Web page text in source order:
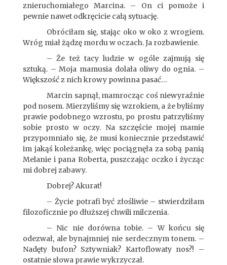
znieruchomiałego Marcina. – On ci pomoże i
pewnie nawet odkręcicie całą sytuację.
Obróciłam się, stając oko w oko z wrogiem.
Wróg miał żądzę mordu w oczach. Ja rozbawienie.
– Że też tacy ludzie w ogóle zajmują się
sztuką. – Moja mamusia dolała oliwy do ognia. –
Większość z nich krowy powinna pasać…
Marcin sapnął, mamrocząc coś niewyraźnie
pod nosem. Mierzyliśmy się wzrokiem, a że byliśmy
prawie podobnego wzrostu, po prostu patrzyliśmy
sobie prosto w oczy. Na szczęście mojej mamie
przypomniało się, że musi koniecznie przedstawić
im jakąś koleżankę, więc pociągnęła za sobą panią
Melanie i pana Roberta, puszczając oczko i życząc
mi dobrej zabawy.
Dobrej? Akurat!
– Życie potrafi być złośliwie – stwierdziłam
filozoficznie po dłuższej chwili milczenia.
– Nic nie dorówna tobie. – W końcu się
odezwał, ale bynajmniej nie serdecznym tonem. –
Nadęty bufon? Sztywniak? Kartoflowaty nos?! –
ostatnie słowa prawie wykrzyczał.